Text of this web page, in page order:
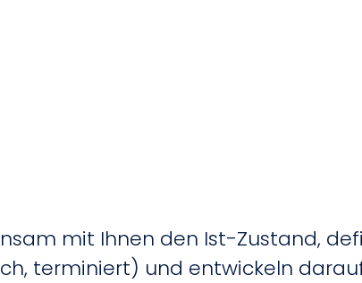
mit Ihnen den Ist-Zustand,
terminiert) und entwickeln